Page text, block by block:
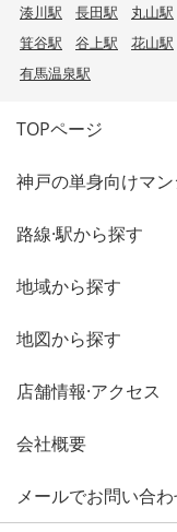
湊川駅 長田駅 丸山駅
箕谷駅
谷上駅 花山駅
有馬温泉駅
TOPページ
神戸の単身向けマ
路線·駅から探す
地域から探す
地図から探す
店舗情報·アクセス
会社概要
メールでお問い合